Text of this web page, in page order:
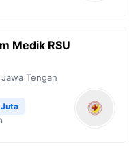
Medik RSU
Jawa Tengah